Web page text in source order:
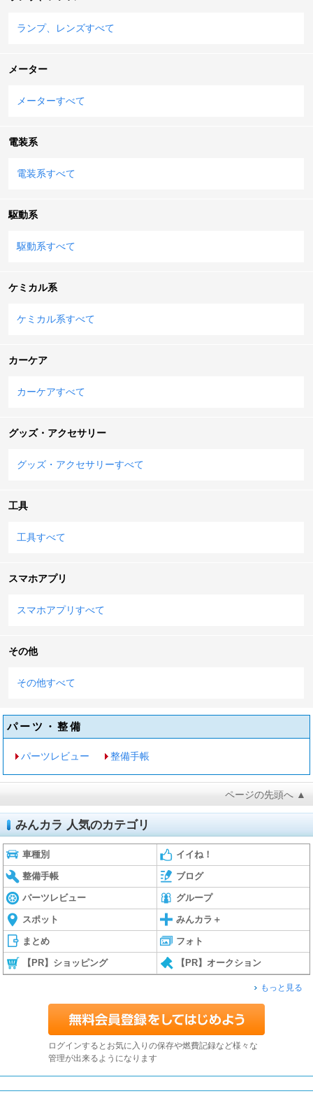
ランプ、レンズすべて
メーター
メーターすべて
電装系
電装系すべて
駆動系
駆動系すべて
ケミカル系
ケミカル系すべて
カーケア
カーケアすべて
グッズ・アクセサリー
グッズ・アクセサリーすべて
工具
工具すべて
スマホアプリ
スマホアプリすべて
その他
その他すべて
パーツ・整備
パーツレビュー 整備手帳
ページの先頭へ ▲
みんカラ 人気のカテゴリ
車種別 イイね！
整備手帳 ブログ
パーツレビュー グループ
スポット みんカラ＋
まとめ フォト
【PR】ショッピング 【PR】オークション
もっと見る
ログインするとお気に入りの保存や燃費記録など様々な
管理が出来るようになります